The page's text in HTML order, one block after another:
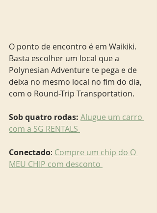
O ponto de encontro é em Waikiki.
Basta escolher um local que a
Polynesian Adventure te pega e de
deixa no mesmo local no fim do dia,
com o Round-Trip Transportation.
Sob quatro rodas: Alugue um carro
com a SG RENTALS
Conectado: Compre um chip do O
MEU CHIP com desconto